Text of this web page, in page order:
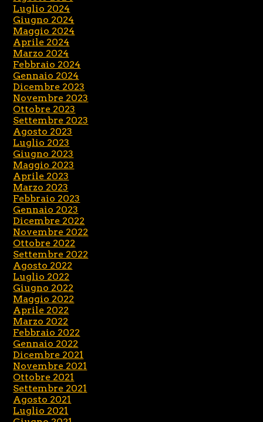
Luglio 2024
Giugno 2024
Maggio 2024
Aprile 2024
Marzo 2024
Febbraio 2024
Gennaio 2024
Dicembre 2023
Novembre 2023
Ottobre 2023
Settembre 2023
Agosto 2023
Luglio 2023
Giugno 2023
Maggio 2023
Aprile 2023
Marzo 2023
Febbraio 2023
Gennaio 2023
Dicembre 2022
Novembre 2022
Ottobre 2022
Settembre 2022
Agosto 2022
Luglio 2022
Giugno 2022
Maggio 2022
Aprile 2022
Marzo 2022
Febbraio 2022
Gennaio 2022
Dicembre 2021
Novembre 2021
Ottobre 2021
Settembre 2021
Agosto 2021
Luglio 2021